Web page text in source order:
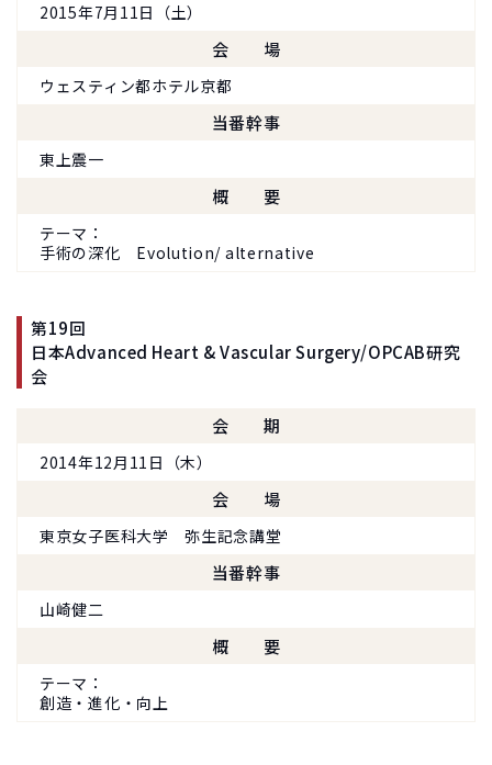
2015年7月11日（土）
会場
ウェスティン都ホテル京都
当番幹事
東上震一
概要
テーマ
手術の深化 Evolution/ alternative
第19回
日本Advanced Heart & Vascular Surgery/OPCAB研究
会
会期
2014年12月11日（木）
会場
東京女子医科大学 弥生記念講堂
当番幹事
山崎健二
概要
テーマ
創造・進化・向上